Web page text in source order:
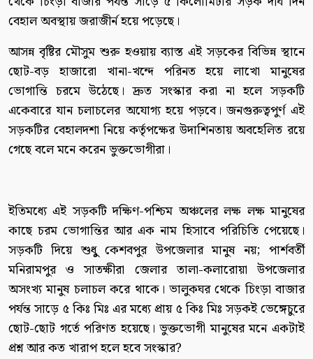
বেহাল অবস্থায় জরাজীর্ন হয়ে পড়েছে।
আসন্ন বৃষ্টির মৌসুম শুরু হওয়ায় ব্যাস্ত এই সড়কের বিভিন্ন স্থানে
ছোট-বড় হাজারো খানা-খন্দে পরিনত হয়ে লাখো মানুষের
ভোগান্তি চরমে উঠেছে। দ্রুত সংস্কার করা না হলে সড়কটি
একেবারে যান চলাচলের অযোগ্য হয়ে পড়বে। জনগুরুত্বপুর্ণ এই
সড়কটির বেহালদশা নিয়ে কর্তৃপক্ষের উদাশিনতায় অবহেলিত রয়ে
গেছে বলে মনে করেন ভুক্তভোগীরা।
ইতিমধ্যে এই সড়কটি দক্ষিণ-পশ্চিম অঞ্চলের লক্ষ লক্ষ মানুষের
কাছে চরম ভোগান্তির আর এক নাম হিসাবে পরিচিতি পেয়েছে।
সড়কটি দিয়ে শুধুু কেশবপুর উপজেলার মানুষ নয়; পার্শবর্তী
মনিরামপুর ও সাতক্ষীরা জেলার তালা-কলারোয়া উপজেলার
অসংখ্য মানুষ চলাচল করে থাকে। ভালুকঘর থেকে চিংড়া বাজার
পর্যন্ত সাড়ে ৫ কিঃ মিঃ এর মধ্যে প্রায় ৫ কিঃ মিঃ সড়কই ভেঙ্গেচুরে
ছোট-ছোট গর্তে পরিণত হয়েছে। ভুক্তভোগী মানুষের মনে একটাই
প্রশ্ন আর কত খারাপ হলে হবে সংস্কার?